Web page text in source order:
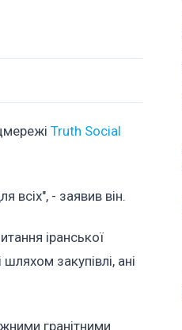
Truth Social
всіх", - заявив він.
іранської
закупівлі, ані
гранітними